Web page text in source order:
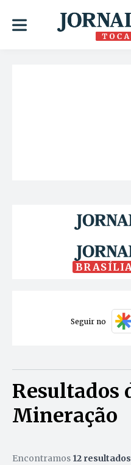
Seguir no
Resultados
Mineração
Encontramos 12 resultados